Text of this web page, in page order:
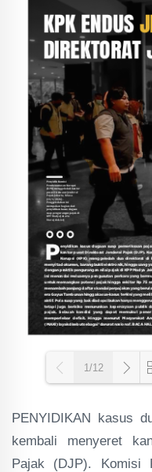
1/12
PENYIDIKAN kasus
kembali menyeret
Pajak (DJP). Komisi